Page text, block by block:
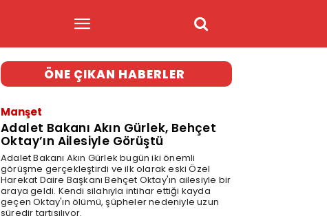
ÖNE ÇIKAN HABERLER
Manşet
Adalet Bakanı Akın Gürlek, Behçet
Oktay’ın Ailesiyle Görüştü
Adalet Bakanı Akın Gürlek bugün iki önemli
görüşme gerçekleştirdi ve ilk olarak eski Özel
Harekat Daire Başkanı Behçet Oktay'ın ailesiyle bir
araya geldi. Kendi silahıyla intihar ettiği kayda
geçen Oktay'ın ölümü, şüpheler nedeniyle uzun
süredir tartışılıyor.